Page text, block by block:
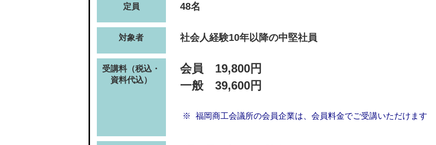
定員 48名
対象者 社会人経験10年以降の中堅社員
受講料（税込・
資料代込）
会員 19,800円
一般 39,600円
福岡商工会議所の会員企業は、会員料金でご受講いただけます